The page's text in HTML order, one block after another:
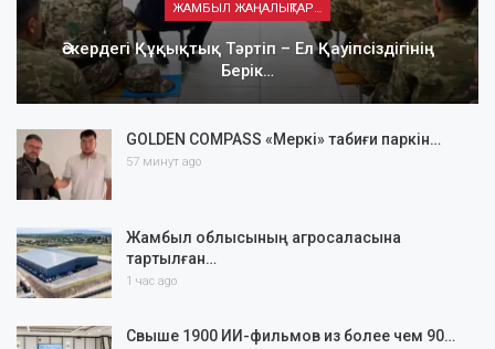
ЖАМБЫЛ ЖАҢАЛЫҚТАРЫ
Әскердегі Құқықтық Тәртіп – Ел Қауіпсіздігінің
Берік…
GOLDEN COMPASS «Меркі» табиғи паркін…
57 минут ago
Жамбыл облысының агросаласына
тартылған…
1 час ago
Свыше 1900 ИИ-фильмов из более чем 90…